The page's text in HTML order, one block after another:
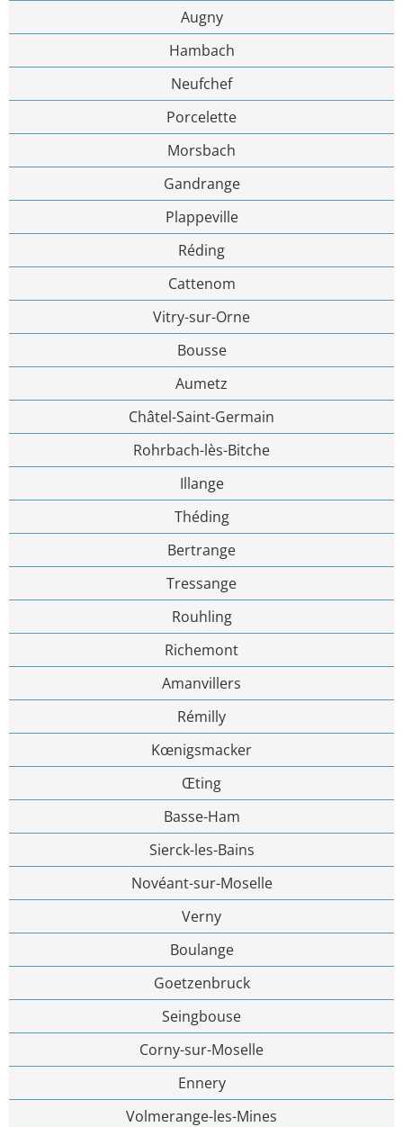
Augny
Hambach
Neufchef
Porcelette
Morsbach
Gandrange
Plappeville
Réding
Cattenom
Vitry-sur-Orne
Bousse
Aumetz
Châtel-Saint-Germain
Rohrbach-lès-Bitche
Illange
Théding
Bertrange
Tressange
Rouhling
Richemont
Amanvillers
Rémilly
Kœnigsmacker
Œting
Basse-Ham
Sierck-les-Bains
Novéant-sur-Moselle
Verny
Boulange
Goetzenbruck
Seingbouse
Corny-sur-Moselle
Ennery
Volmerange-les-Mines